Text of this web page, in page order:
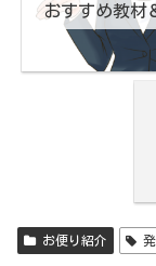
おすすめ教材
お便り紹介